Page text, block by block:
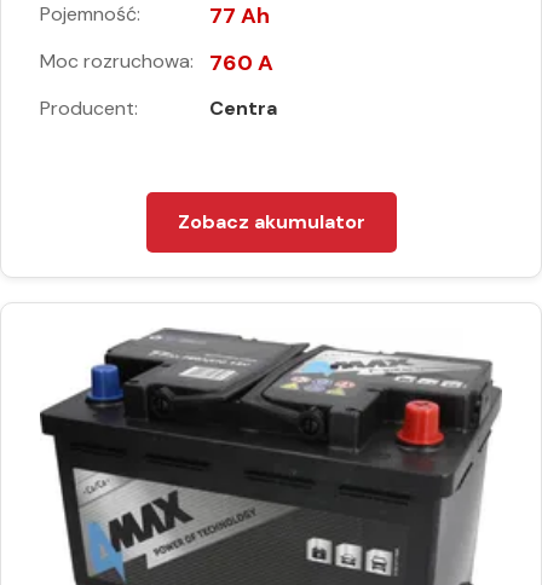
Pojemność: 77 Ah
Moc rozruchowa: 760 A
Producent: Centra
Zobacz akumulator